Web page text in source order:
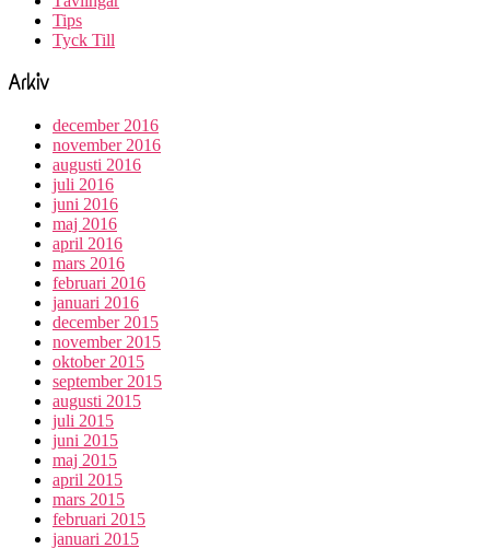
Tips
Tyck Till
Arkiv
december 2016
november 2016
augusti 2016
juli 2016
juni 2016
maj 2016
april 2016
mars 2016
februari 2016
januari 2016
december 2015
november 2015
oktober 2015
september 2015
augusti 2015
juli 2015
juni 2015
maj 2015
april 2015
mars 2015
februari 2015
januari 2015